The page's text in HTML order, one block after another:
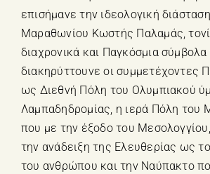
επισήμανε την ιδεολογική
Μαραθωνίου Κωστής Παλαμάς,
διαχρονικά και Παγκόσμια
διακηρύττουνε οι συμμετέχοντες
ως Διεθνή Πόλη του Ολυμπιακού
Λαμπαδηδρομίας, η ιερά Πόλη του
που με την έξοδο του
την ανάδειξη της Ελευθερίας ως
του ανθρώπου και την Ναύπακτο